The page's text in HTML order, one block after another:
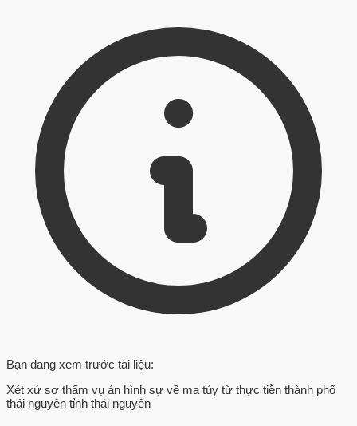
Bạn đang xem trước tài liệu:
Xét xử sơ thẩm vụ án hình sự về ma túy từ thực tiễn thành phố
thái nguyên tỉnh thái nguyên